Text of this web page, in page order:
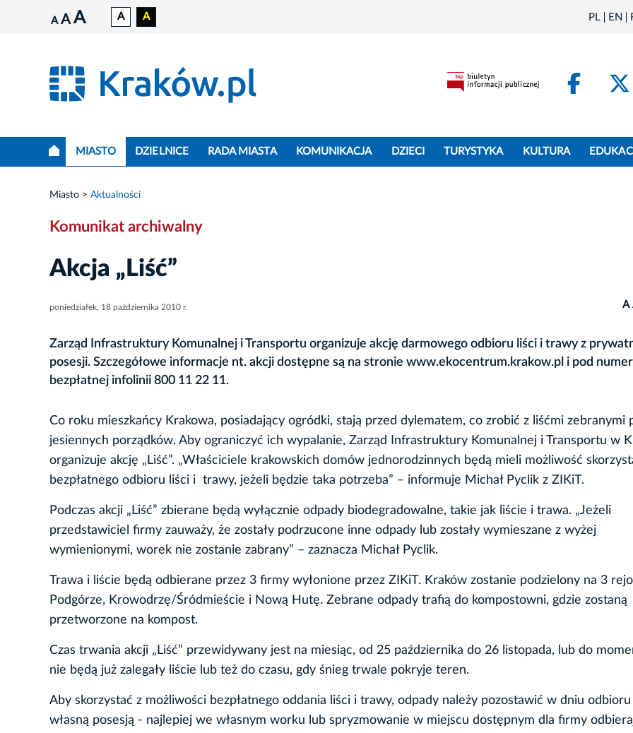
A A A A A PL EN
MIASTO DZIELNICE RADA MIASTA KOMUNIKACJA DZIECI TURYSTYKA KULTURA
Miasto Aktualności
Komunikat archiwalny
Akcja „Liść”
poniedziałek, 18 października 2010 r. A
Zarząd Infrastruktury Komunalnej i Transportu organizuje akcję darmowego odbioru liści i trawy z
posesji. Szczegółowe informacje nt. akcji dostępne są na stronie www.ekocentrum.krakow.pl i pod
bezpłatnej infolinii 800 11 22 11.
Co roku mieszkańcy Krakowa, posiadający ogródki, stają przed dylematem, co zrobić z liśćmi zebranymi
jesiennych porządków. Aby ograniczyć ich wypalanie, Zarząd Infrastruktury Komunalnej i Transportu w
organizuje akcję „Liść”. „Właściciele krakowskich domów jednorodzinnych będą mieli możliwość
bezpłatnego odbioru liści i trawy, jeżeli będzie taka potrzeba” – informuje Michał Pyclik z ZIKiT.
Podczas akcji „Liść” zbierane będą wyłącznie odpady biodegradowalne, takie jak liście i trawa. „Jeżeli
przedstawiciel firmy zauważy, że zostały podrzucone inne odpady lub zostały wymieszane z wyżej
wymienionymi, worek nie zostanie zabrany” – zaznacza Michał Pyclik.
Trawa i liście będą odbierane przez 3 firmy wyłonione przez ZIKiT. Kraków zostanie podzielony na 3
Podgórze, Krowodrzę/Śródmieście i Nową Hutę. Zebrane odpady trafią do kompostowni, gdzie zostaną
przetworzone na kompost.
Czas trwania akcji „Liść” przewidywany jest na miesiąc, od 25 października do 26 listopada, lub do
nie będą już zalegały liście lub też do czasu, gdy śnieg trwale pokryje teren.
Aby skorzystać z możliwości bezpłatnego oddania liści i trawy, odpady należy pozostawić w dniu odbioru
własną posesją - najlepiej we własnym worku lub spryzmowanie w miejscu dostępnym dla firmy